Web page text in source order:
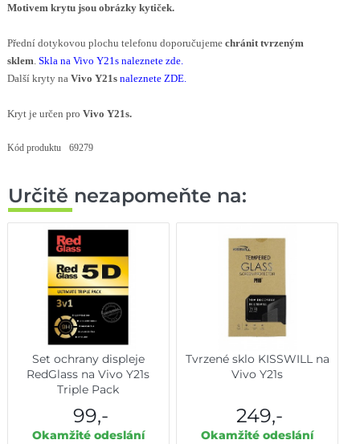
Motivem krytu jsou obrázky kytiček.
Přední dotykovou plochu telefonu doporučujeme chránit tvrzeným
sklem Skla na Vivo Y21s naleznete zde.
Další kryty na Vivo Y21s naleznete ZDE.
Kryt je určen pro Vivo Y21s.
Kód produktu 69279
Určitě nezapomeňte na:
Set ochrany displeje
RedGlass na Vivo Y21s
Triple Pack
99,-
Okamžité odeslání
Tvrzené sklo KISSWILL na
Vivo Y21s
249,-
Okamžité odeslání